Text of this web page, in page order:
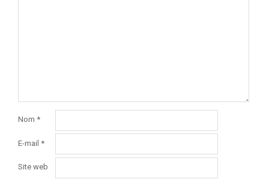
Nom *
E-mail *
Site web